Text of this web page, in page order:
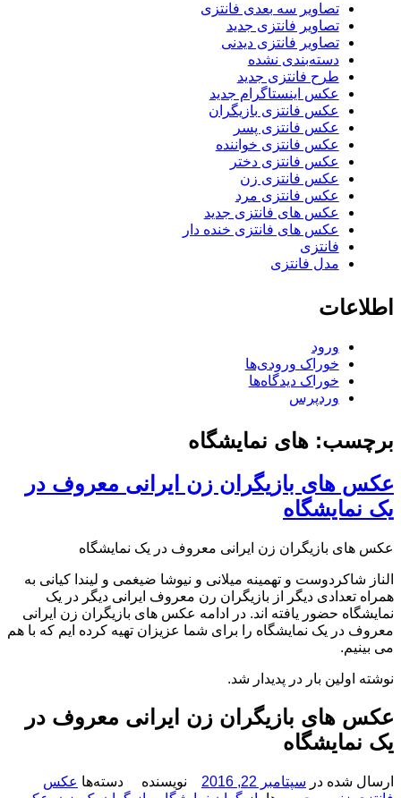
تصاویر سه بعدی فانتزی
تصاویر فانتزی جدید
تصاویر فانتزی دیدنی
دسته‌بندی نشده
طرح فانتزی جدید
عکس اینستاگرام جدید
عکس فانتزی بازیگران
عکس فانتزی پسر
عکس فانتزی خواننده
عکس فانتزی دختر
عکس فانتزی زن
عکس فانتزی مرد
عکس های فانتزی جدید
عکس های فانتزی خنده دار
فانتزی
مدل فانتزی
اطلاعات
ورود
خوراک ورودی‌ها
خوراک دیدگاه‌ها
وردپرس
برچسب: های نمایشگاه
عکس های بازیگران زن ایرانی معروف در
یک نمایشگاه
عکس های بازیگران زن ایرانی معروف در یک نمایشگاه
الناز شاکردوست و تهمینه میلانی و نیوشا ضیغمی و لیندا کیانی به
همراه تعدادی دیگر از بازیگران رن معروف ایرانی دیگر در یک
نمایشگاه حضور یافته اند. در ادامه عکس های بازیگران زن ایرانی
معروف در یک نمایشگاه را برای شما عزیزان تهیه کرده ایم که با هم
می بینیم.
نوشته اولین بار در پدیدار شد.
عکس های بازیگران زن ایرانی معروف در
یک نمایشگاه
ارسال شده در سپتامبر 22, 2016 نویسنده دسته‌ها عکس